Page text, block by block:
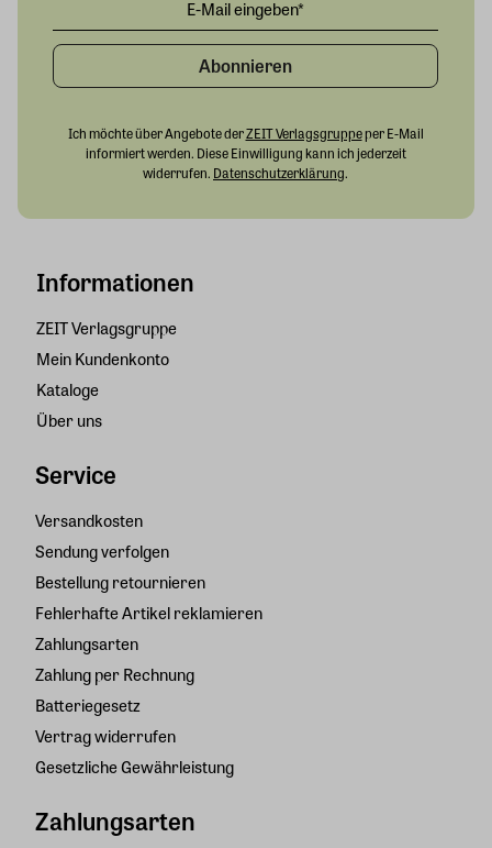
Informationen
ZEIT Verlagsgruppe
Mein Kundenkonto
Kataloge
Über uns
Service
Versandkosten
Sendung verfolgen
Bestellung retournieren
Fehlerhafte Artikel reklamieren
Zahlungsarten
Zahlung per Rechnung
Batteriegesetz
Vertrag widerrufen
Gesetzliche Gewährleistung
Zahlungsarten
Abonnieren
Ich möchte über Angebote derZEIT Verlagsgruppeper E-Mail
informiert werden. Diese Einwilligung kann ich jederzeit
widerrufen. Datenschutzerklärung.